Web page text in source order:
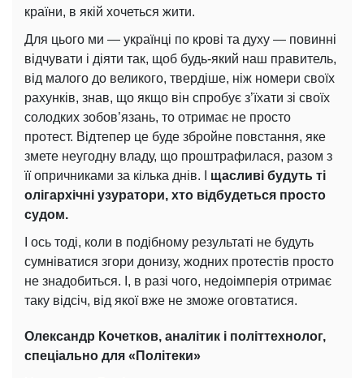
країни, в якій хочеться жити.
Для цього ми — українці по крові та духу — повинні
відчувати і діяти так, щоб будь-який наш правитель,
від малого до великого, твердіше, ніж номери своїх
рахунків, знав, що якщо він спробує з’їхати зі своїх
солодких зобов’язань, то отримає не просто
протест. Відтепер це буде збройне повстання, яке
змете неугодну владу, що проштрафилася, разом з
її опричниками за кілька днів. І щасливі будуть ті
олігархічні узуратори, хто відбудеться просто
судом.
І ось тоді, коли в подібному результаті не будуть
сумніватися згори донизу, жодних протестів просто
не знадобиться. І, в разі чого, недоімперія отримає
таку відсіч, від якої вже не зможе оговтатися.
Олександр Кочетков, аналітик і політтехнолог,
спеціально для «Політеки»